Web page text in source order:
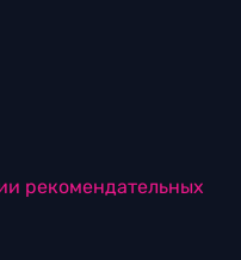
рекомендательных